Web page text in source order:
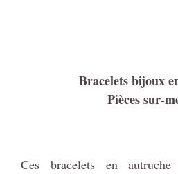
Bracelets bijoux
Pièces sur-
Ces bracelets en